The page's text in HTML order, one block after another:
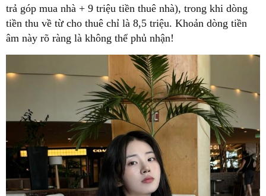
trả góp mua nhà + 9 triệu tiền thuê nhà), trong khi dòng
tiền thu về từ cho thuê chỉ là 8,5 triệu. Khoản dòng tiền
âm này rõ ràng là không thể phủ nhận!